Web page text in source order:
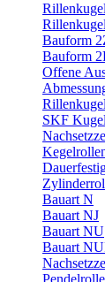
Bauform
Bauform
Offene
SKF
Bauart N
Bauart NJ
Bauart NU
Bauart